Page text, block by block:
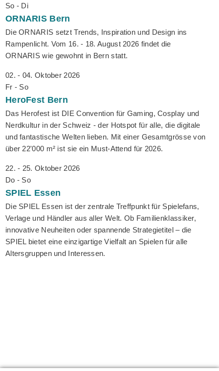
So - Di
ORNARIS Bern
Die ORNARIS setzt Trends, Inspiration und Design ins
Rampenlicht. Vom 16. - 18. August 2026 findet die
ORNARIS wie gewohnt in Bern statt.
02. - 04. Oktober 2026
Fr - So
HeroFest Bern
Das Herofest ist DIE Convention für Gaming, Cosplay und
Nerdkultur in der Schweiz - der Hotspot für alle, die digitale
und fantastische Welten lieben. Mit einer Gesamtgrösse von
über 22'000 m² ist sie ein Must-Attend für 2026.
22. - 25. Oktober 2026
Do - So
SPIEL Essen
Die SPIEL Essen ist der zentrale Treffpunkt für Spielefans,
Verlage und Händler aus aller Welt. Ob Familienklassiker,
innovative Neuheiten oder spannende Strategietitel – die
SPIEL bietet eine einzigartige Vielfalt an Spielen für alle
Altersgruppen und Interessen.